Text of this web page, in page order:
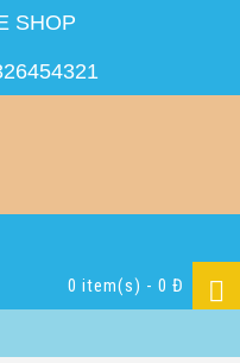
SHOP
0 item(s) - 0 Đ